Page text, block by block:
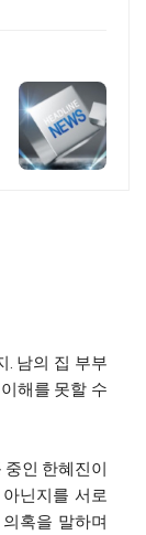
. 남의 집 부부
해를 못할 수
인 한혜진이
닌지를 서로
혹을 말하며